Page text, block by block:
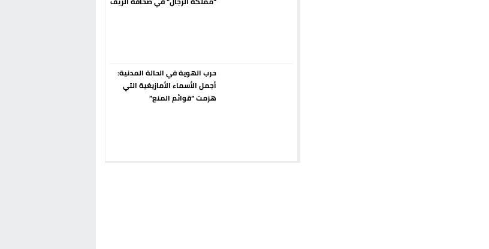
حرب الهوية في الحالة المدنية:
أجمل الأسماء الأمازيغية التي
هزمت “قوائم المنع”